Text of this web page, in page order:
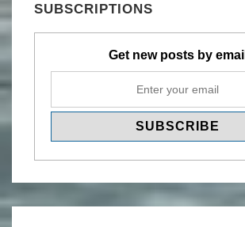
SUBSCRIPTIONS
Get new posts by email